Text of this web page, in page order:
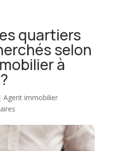
quartiers
selon
à
Agent immobilier